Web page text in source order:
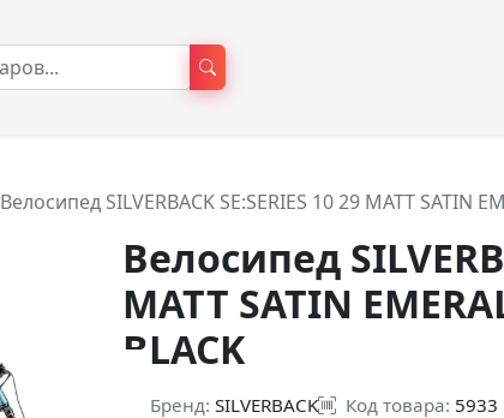
Велосипед SILVERBACK SE:SERIES 10 29 MATT SATIN
Велосипед
MATT SATIN
BLACK
Бренд: SILVERBACK Код товара: 5933